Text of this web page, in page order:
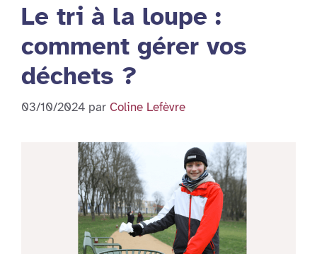
Le tri à la loupe :
comment gérer vos
déchets ?
03/10/2024 par Coline Lefèvre